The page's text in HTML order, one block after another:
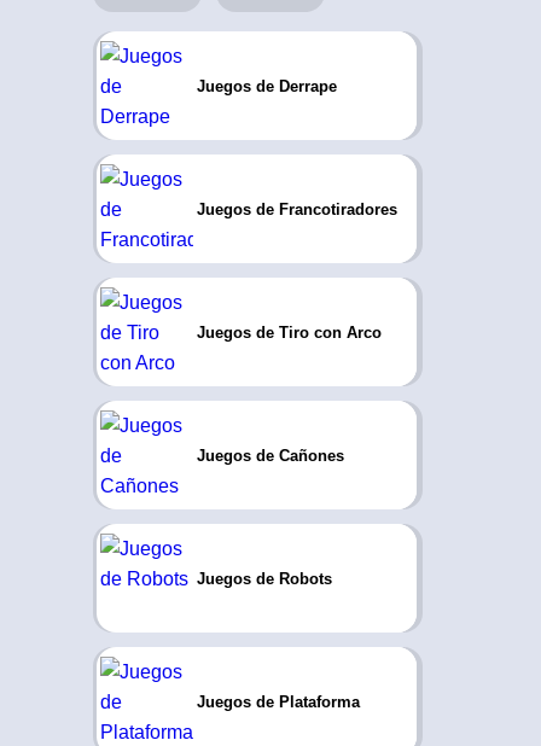
Juegos de Derrape
Juegos de Francotiradores
Juegos de Tiro con Arco
Juegos de Cañones
Juegos de Robots
Juegos de Plataforma